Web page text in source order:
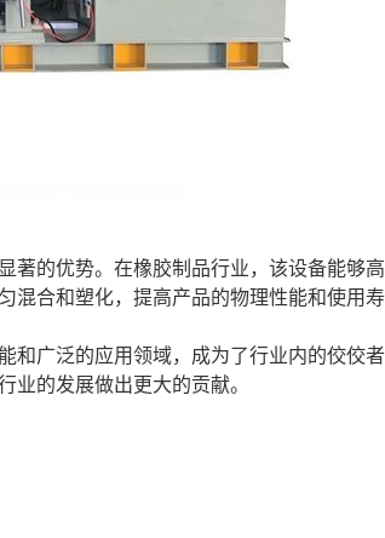
著的优势。在橡胶制品行业，该设备能够
混合和塑化，提高产品的物理性能和使用
和广泛的应用领域，成为了行业内的佼佼
业的发展做出更大的贡献。